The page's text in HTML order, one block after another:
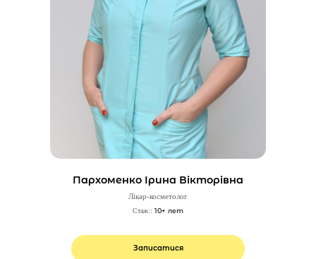
Пархоменко Ірина Вікторівна
Лікар-косметолог
Стаж:: 10+ лет
Записатися